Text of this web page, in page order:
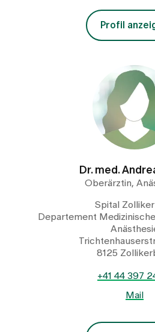
Profil
Dr. med.
Oberärztin,
Spital
Departement
8125
+41 44 397
Mail